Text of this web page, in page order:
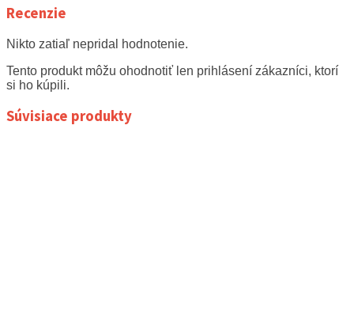
Recenzie
Nikto zatiaľ nepridal hodnotenie.
Tento produkt môžu ohodnotiť len prihlásení zákazníci, ktorí
si ho kúpili.
Súvisiace produkty